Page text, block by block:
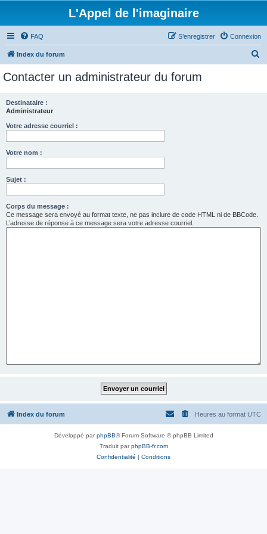
L'Appel de l'imaginaire
FAQ Connexion
S’enregistrer
Index du forum
Contacter un administrateur du forum
Destinataire :
Administrateur
Votre adresse courriel :
Votre nom :
Sujet :
Corps du message :
Ce message sera envoyé au format texte, ne pas inclure de code HTML ni de BBCode.
L’adresse de réponse à ce message sera votre adresse courriel.
Index du forum Heures au format UTC
Développé parphpBB® Forum Software © phpBB Limited
Traduit parphpBB-fr.com
Confidentialité | Conditions